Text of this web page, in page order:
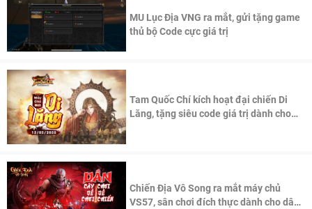
MU Lục Địa VNG ra mắt, gửi tặng game
thủ bộ Code cực giá trị
Tam Quốc Chí kích hoạt đại chiến Di
Lăng, tặng siêu code giá trị dành cho
Chiến Địa Vô Song ra mắt máy chủ
VS57, sân chơi đích thực dành cho dân